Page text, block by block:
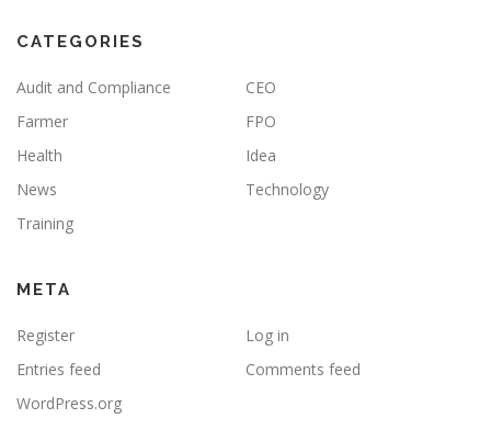
CATEGORIES
Audit and Compliance
CEO
Farmer
FPO
Health
Idea
News
Technology
Training
META
Register
Log in
Entries feed
Comments feed
WordPress.org